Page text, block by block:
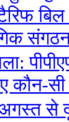
बिल
सी
अगस्त